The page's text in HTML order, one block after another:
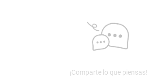
¡Comparte lo que piensas!